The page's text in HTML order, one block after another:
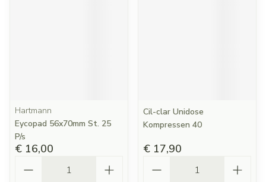
Hartmann
Eycopad 56x70mm St. 25
P/s
€ 16,00
Cil-clar Unidose
Kompressen 40
€ 17,90